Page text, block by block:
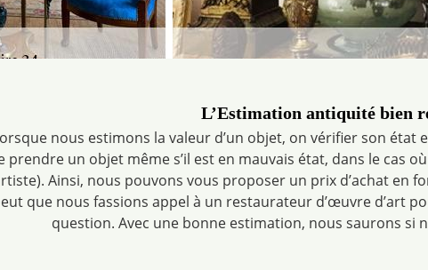
L’Estimation antiquité bien
nous estimons la valeur d’un objet, on vérifier son état
prendre un objet même s’il est en mauvais état, dans le cas
Ainsi, nous pouvons vous proposer un prix d’achat en
que nous fassions appel à un restaurateur d’œuvre d’art
question. Avec une bonne estimation, nous saurons si